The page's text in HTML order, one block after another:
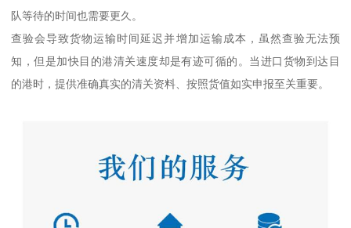
队等待的时间也需要更久。
查验会导致货物运输时间延迟并增加运输成本，虽然查验无法预
知，但是加快目的港清关速度却是有迹可循的。当进口货物到达目
的港时，提供准确真实的清关资料、按照货值如实申报至关重要。